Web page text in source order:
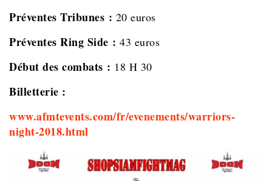
Préventes Tribunes : 20 euros
Préventes Ring Side : 43 euros
Début des combats : 18 H 30
Billetterie :
www.afmtevents.com/fr/evenements/warriors-
night-2018.html